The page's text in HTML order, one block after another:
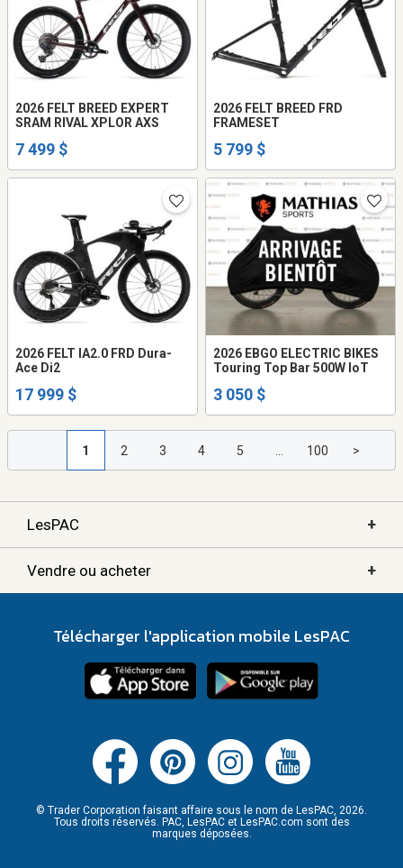
2026 FELT BREED EXPERT
SRAM RIVAL XPLOR AXS
7 499 $
2026 FELT BREED FRD
FRAMESET
5 799 $
2026 FELT IA2.0 FRD Dura-
Ace Di2
17 999 $
2026 EBGO ELECTRIC BIKES
Touring Top Bar 500W loT
3 050 $
1 2 3 4 5 100 >
LesPAC +
Vendre ou acheter +
Télécharger l'application mobile LesPAC
© Trader Corporation faisant affaire sous le nom de LesPAC, 2026.
Tous droits réservés. PAC, LesPAC et LesPAC.com sont des
marques déposées.